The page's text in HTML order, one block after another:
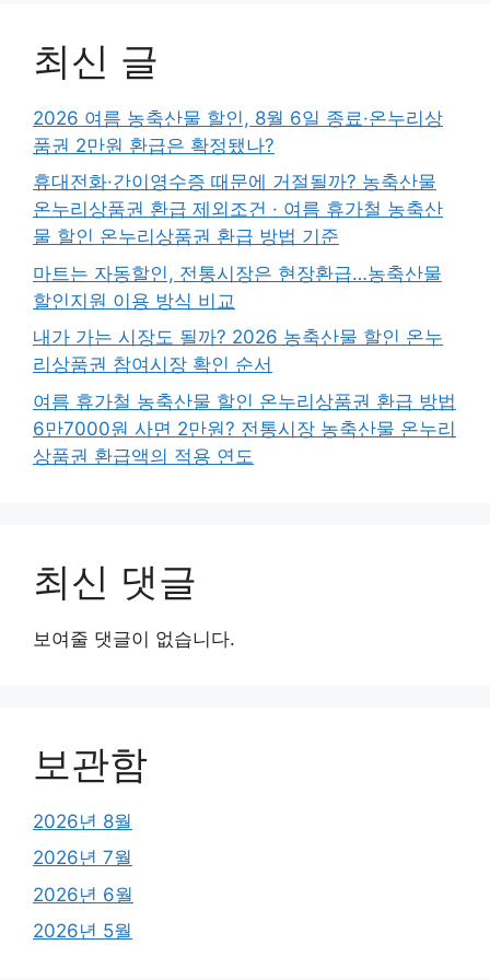
최신 글
2026 여름 농축산물 할인, 8월 6일 종료·온누리상
품권 2만원 환급은 확정됐나?
휴대전화·간이영수증 때문에 거절될까? 농축산물
온누리상품권 환급 제외조건 · 여름 휴가철 농축산
물 할인 온누리상품권 환급 방법 기준
마트는 자동할인, 전통시장은 현장환급…농축산물
할인지원 이용 방식 비교
내가 가는 시장도 될까? 2026 농축산물 할인 온누
리상품권 참여시장 확인 순서
여름 휴가철 농축산물 할인 온누리상품권 환급 방법
6만7000원 사면 2만원? 전통시장 농축산물 온누리
상품권 환급액의 적용 연도
최신 댓글
보여줄 댓글이 없습니다.
보관함
2026년 8월
2026년 7월
2026년 6월
2026년 5월